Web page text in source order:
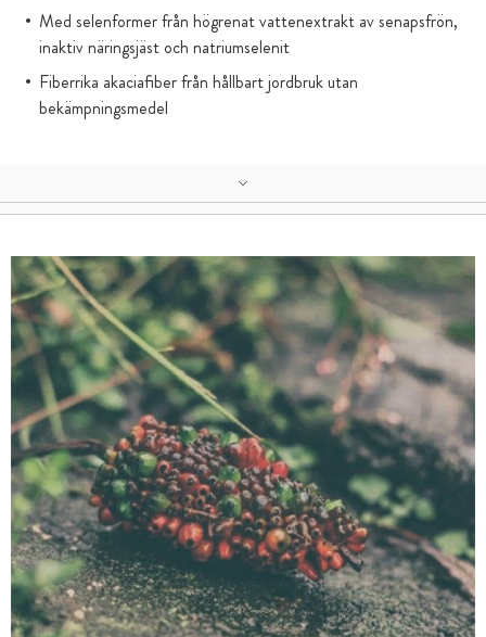
Med selenformer från högrenat vattenextrakt av senapsfrön,
inaktiv näringsjäst och natriumselenit
Fiberrika akaciafiber från hållbart jordbruk utan
bekämpningsmedel